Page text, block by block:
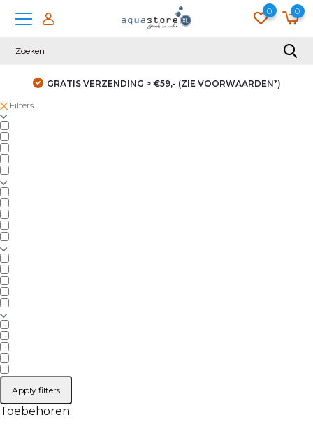
0 0
GRATIS VERZENDING > €59,- (ZIE VOORWAARDEN*)
Filters
Apply filters
Toebehoren